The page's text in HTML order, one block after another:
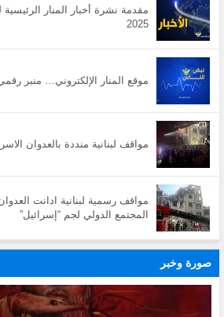
2025
موقع المنار الإلكتروني… منبر
مواقف لبنانية منددة بالعدوان
مواقف رسمية لبنانية ادانت
المجتمع الدولي لجم “إسرائيل”
صورة وخبر